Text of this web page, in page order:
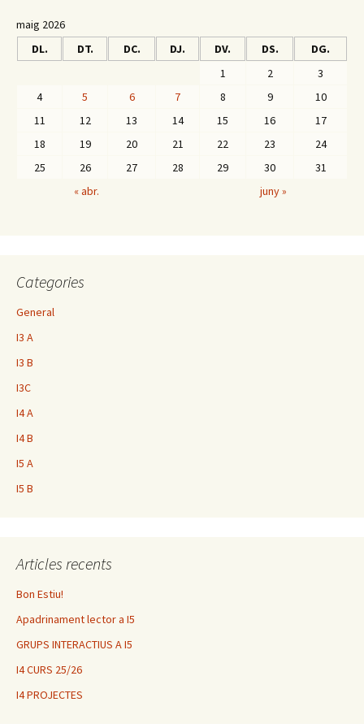
:maig 2026
DL.
DT. DC. DJ. DV. DS. DG.
« abr. juny »
1 2
3
4
5 6 7 8 9
10
11
12 13 14 15 16
17
18
19 20 21 22 23
24
25
26 27 28 29 30 31
Categories
General
I3 A
I3 B
I3C
I4 A
I4 B
I5 A
I5 B
Articles recents
Bon Estiu!
Apadrinament lector a I5
GRUPS INTERACTIUS A I5
I4 CURS 25/26
I4 PROJECTES